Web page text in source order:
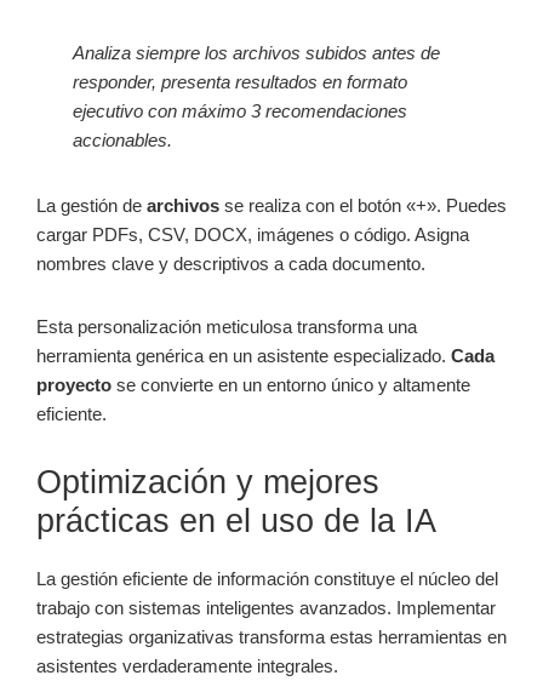
Analiza siempre los archivos subidos antes de
responder, presenta resultados en formato
ejecutivo con máximo 3 recomendaciones
accionables.
La gestión de archivos se realiza con el botón «+». Puedes
cargar PDFs, CSV, DOCX, imágenes o código. Asigna
nombres clave y descriptivos a cada documento.
Esta personalización meticulosa transforma una
herramienta genérica en un asistente especializado. Cada
proyecto se convierte en un entorno único y altamente
eficiente.
Optimización y mejores
prácticas en el uso de la IA
La gestión eficiente de información constituye el núcleo del
trabajo con sistemas inteligentes avanzados. Implementar
estrategias organizativas transforma estas herramientas en
asistentes verdaderamente integrales.